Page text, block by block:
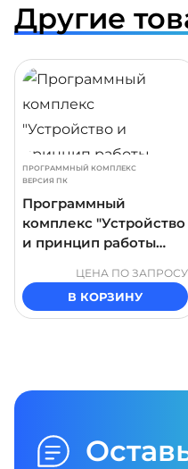
Другие
ПРОГРАММНЫЙ КОМПЛЕКС
ВЕРСИЯ ПК
Программный
комплекс "Устройство
и принцип работы
станции"
ЦЕНА ПО ЗАПРОСУ
В КОРЗИНУ